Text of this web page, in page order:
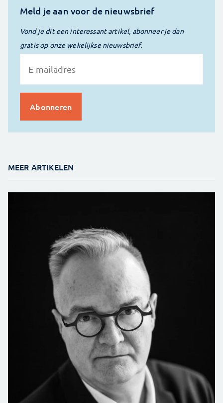
Meld je aan voor de nieuwsbrief
Vond je dit een interessant artikel, abonneer je dan
gratis op onze wekelijkse nieuwsbrief.
MEER ARTIKELEN